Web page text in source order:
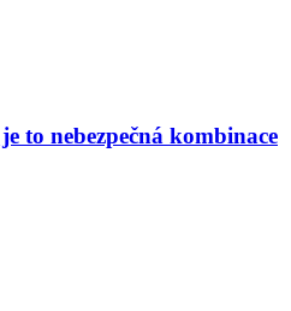
to nebezpečná kombinace